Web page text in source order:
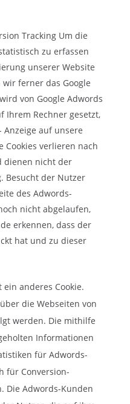
Tracking Um die
zu erfassen
unserer Website
ferner das Google
von Google Adwords
Ihrem Rechner gesetzt,
Anzeige auf unsere
Cookies verlieren nach
dienen nicht der
Besucht der Nutzer
des Adwords-
nicht abgelaufen,
erkennen, dass der
hat und zu dieser
anderes Cookie.
die Webseiten von
werden. Die mithilfe
Informationen
für Adwords-
für Conversion-
Die Adwords-Kunden